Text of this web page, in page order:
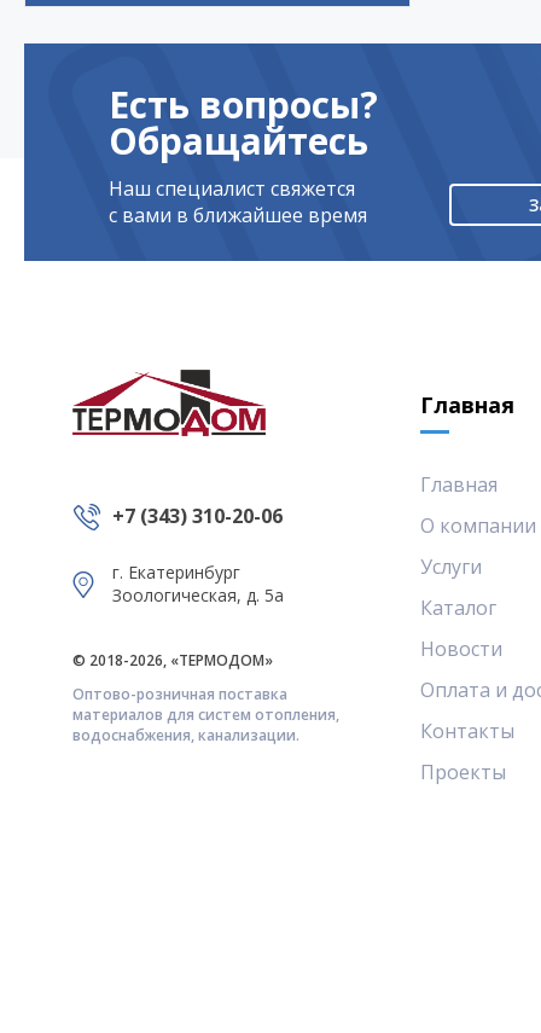
Есть вопросы?
Обращайтесь
Наш специалист свяжется
с вами в ближайшее время
Главная
+7 (343) 310-20-06
г. Екатеринбург
Зоологическая, д. 5а
© 2018-2026, «ТЕРМОДОМ»
Оптово-розничная поставка
материалов для систем отопления,
водоснабжения, канализации.
Главная
О компании
Услуги
Каталог
Новости
Оплата и
Контакты
Проекты